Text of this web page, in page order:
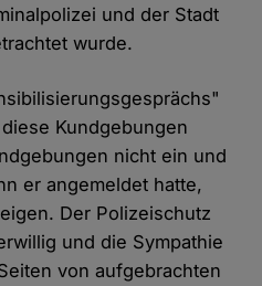
und der Stadt
wurde.
Kundgebungen
nicht ein und
er angemeldet hatte,
Der Polizeischutz
und die Sympathie
von aufgebrachten